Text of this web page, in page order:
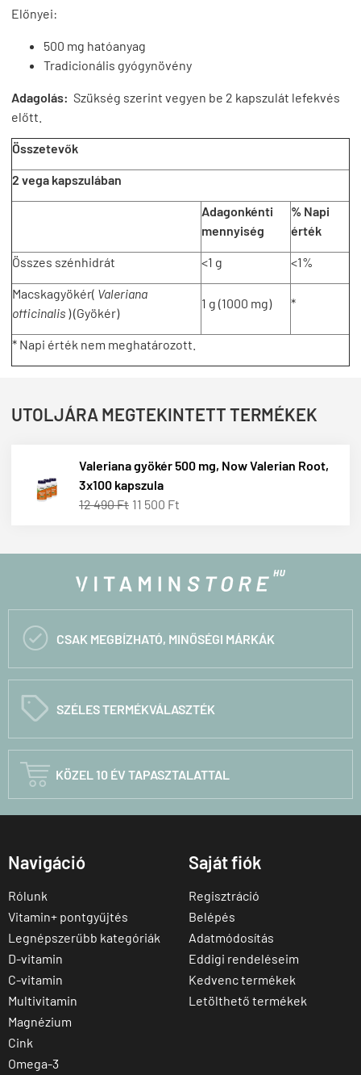
Előnyei:
500 mg hatóanyag
Tradicionális gyógynövény
Adagolás: Szükség szerint vegyen be 2 kapszulát lefekvés
előtt.
Összetevők
2 vega kapszulában
Adagonkénti
mennyiség
% Napi
érték
Összes szénhidrát <1 g <1%
Macskagyökér( Valeriana
officinalis ) (Gyökér)
1 g (1000 mg) *
* Napi érték nem meghatározott.
UTOLJÁRA MEGTEKINTETT TERMÉKEK
Valeriana gyökér 500 mg, Now Valerian Root,
3x100 kapszula
12 490 Ft 11 500 Ft
 CSAK MEGBÍZHATÓ, MINŐSÉGI MÁRKÁK
C SZÉLES TERMÉKVÁLASZTÉK
 KÖZEL 10 ÉV TAPASZTALATTAL
Navigáció
Rólunk
Vitamin+ pontgyűjtés
Legnépszerűbb kategóriák
D-vitamin
C-vitamin
Multivitamin
Magnézium
Cink
Omega-3
Saját fiók
Regisztráció
Belépés
Adatmódosítás
Eddigi rendeléseim
Kedvenc termékek
Letölthető termékek